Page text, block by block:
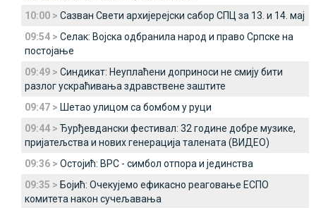
10:00 > Сазван Свети aрхијерејски сабор СПЦ за 13. и 14. мај
09:54 > Селак: Војска одбранила народ и право Српске на
постојање
09:49 > Синдикат: Неуплаћени доприноси не смију бити
разлог ускраћивања здравствене заштите
09:47 > Шетао улицом са бомбом у руци
09:44 > Ђурђевдански фестивал: 32 године добре музике,
пријатељства и нових генерација талената (ВИДЕО)
09:36 > Остојић: ВРС - симбол отпора и јединства
09:35 > Бојић: Очекујемо ефикасно реаговање ЕСПО
комитета након сучељавања